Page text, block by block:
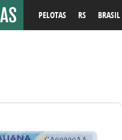
PELOTAS RS BRASIL